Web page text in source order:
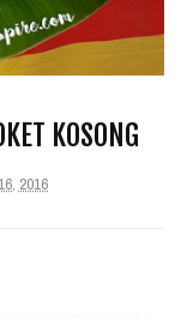
KOSONG
2016